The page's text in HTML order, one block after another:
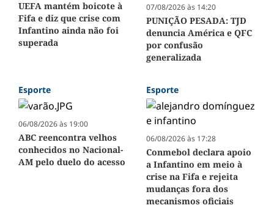
UEFA mantém boicote à
Fifa e diz que crise com
Infantino ainda não foi
superada
07/08/2026 às 14:20
PUNIÇÃO PESADA: TJD
denuncia América e QFC
por confusão
generalizada
Esporte
06/08/2026 às 19:00
ABC reencontra velhos
conhecidos no Nacional-
AM pelo duelo do acesso
Esporte
06/08/2026 às 17:28
Conmebol declara apoio
a Infantino em meio à
crise na Fifa e rejeita
mudanças fora dos
mecanismos oficiais